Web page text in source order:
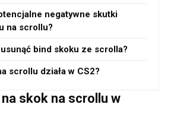
negatywne skutki
na scrollu?
bind skoku ze scrolla?
scrollu działa w CS2?
skok na scrollu w